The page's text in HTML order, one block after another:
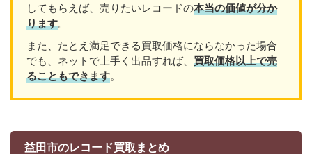
してもらえば、売りたいレコードの本当の価値が分か
ります。
また、たとえ満足できる買取価格にならなかった場合
でも、ネットで上手く出品すれば、 買取価格以上で売
ることもできます。
益田市のレコード買取まとめ